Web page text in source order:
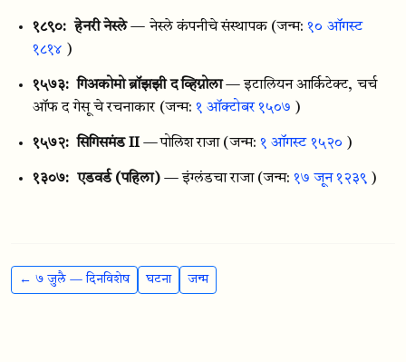
१८९०: हेनरी नेस्ले — नेस्ले कंपनीचे संस्थापक (जन्म:१० ऑगस्ट
१८१४ )
१५७३: गिअकोमो ब्रॉझझी द व्हिग्नोला— इटालियन आर्किटेक्ट, चर्च
ऑफ द गेसू चे रचनाकार (जन्म:१ ऑक्टोबर १५०७ )
१५७२: सिगिसमंड II — पोलिश राजा (जन्म: १ ऑगस्ट १५२० )
१३०७: एडवर्ड (पहिला) — इंग्लंडचा राजा (जन्म:१७ जून १२३९ )
← ७ जुलै — दिनविशेष घटना जन्म